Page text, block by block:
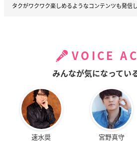
タクがワクワク楽しめるようなコンテンツも発信し
VOICE
みんなが気になってい
速水奨 宮野真守